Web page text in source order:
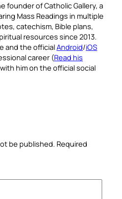
founder of Catholic Gallery, a
Mass Readings in multiple
catechism, Bible plans,
resources since 2013.
and the officialAndroid/iOS
career (Read his
him on the official social
be published. Required